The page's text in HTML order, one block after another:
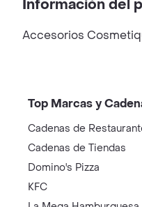
Información del
Accesorios
Top Marcas y
Cadenas de
Cadenas de Tiendas
Domino's Pizza
KFC